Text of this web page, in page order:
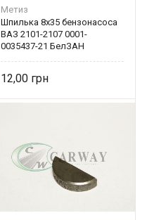
Метиз
Шпилька 8х35 бензонасоса
ВАЗ 2101-2107 0001-
0035437-21 БелЗАН
12,00